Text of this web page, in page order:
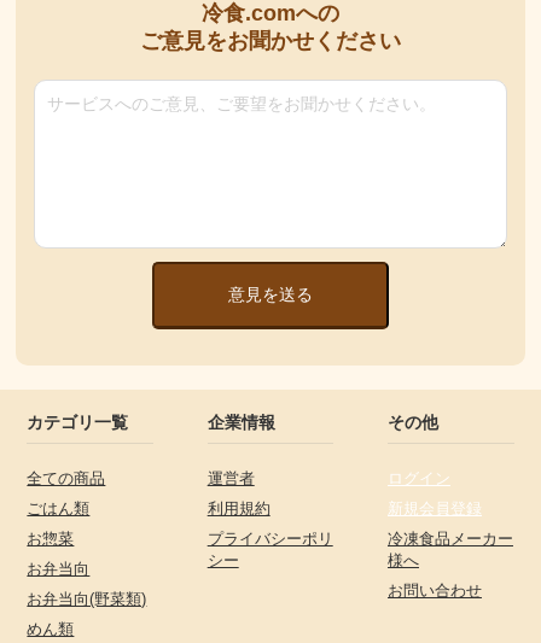
冷食.comへの
ご意見をお聞かせください
意見を送る
カテゴリ一覧
全ての商品
ごはん類
お惣菜
お弁当向
お弁当向(野菜類)
めん類
企業情報
運営者
利用規約
プライバシーポリ
シー
その他
ログイン
新規会員登録
冷凍食品メーカー
様へ
お問い合わせ